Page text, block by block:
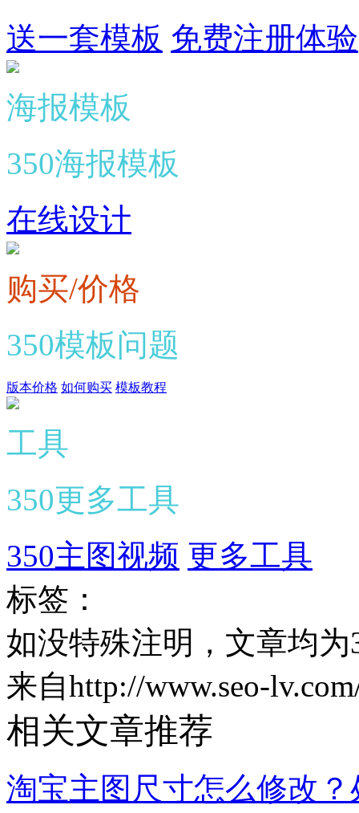
送一套模板 免费注册体验
海报模板
350海报模板
在线设计
购买/价格
350模板问题
版本价格 如何购买 模板教程
工具
350更多工具
350主图视频 更多工具
标签：
如没特殊注明，文章均
来自http://www.seo-
相关文章推荐
淘宝主图尺寸怎么修改